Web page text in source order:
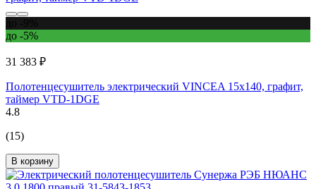
до -5%
31 383 ₽
Полотенцесушитель электрический VINCEA 15x140, графит,
таймер VTD-1DGE
4.8
(15)
В корзину